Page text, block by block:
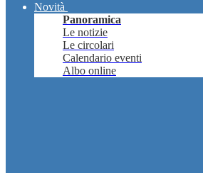
Novità
Panoramica
Le notizie
Le circolari
Calendario eventi
Albo online